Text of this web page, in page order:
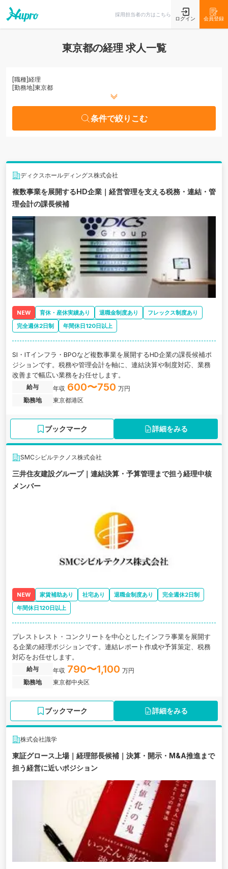
採用担当者の方はこちら
ログイン 会員登録
東京都の経理 求人一覧
[職種]経理
[勤務地]東京都
条件で絞りこむ
ディクスホールディングス株式会社
複数事業を展開するHD企業｜経営管理を支える税務・連結・管
理会計の課長候補
NEW 育休・産休実績あり 退職金制度あり
フレックス制度あり
完全週休2日制
年間休日120日以上
SI・ITインフラ・BPOなど複数事業を展開するHD企業の課長候補ポ
ジションです。税務や管理会計を軸に、連結決算や制度対応、業務
改善まで幅広い業務をお任せします。
給与 年収 600〜750 万円
勤務地
東京都港区
ブックマーク 詳細をみる
SMCシビルテクノス株式会社
三井住友建設グループ｜連結決算・予算管理まで担う経理中核
メンバー
NEW 家賃補助あり 社宅あり 退職金制度あり
完全週休2日制
年間休日120日以上
プレストレスト・コンクリートを中心としたインフラ事業を展開す
る企業の経理ポジションです。連結レポート作成や予算策定、税務
対応をお任せします。
給与 年収 790〜1,100 万円
勤務地
東京都中央区
ブックマーク 詳細をみる
株式会社識学
東証グロース上場｜経理部長候補｜決算・開示・M&A推進まで
担う経営に近いポジション